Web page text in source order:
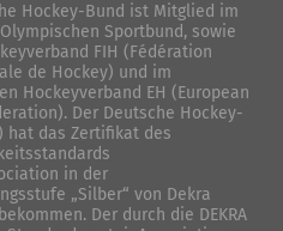
Hockey-Bund ist Mitglied im
Sportbund, sowie
FIH (Fédération
de Hockey) und im
Hockeyverband EH (European
Der Deutsche Hockey-
hat das Zertifikat des
in der
„Silber“ von Dekra
Der durch die DEKRA